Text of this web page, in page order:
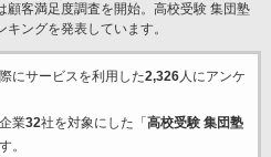
顧客満足度調査を開始。高校受験 集団塾
ングを発表しています。
にサービスを利用した2,326人にアンケ
業32社を対象にした「 高校受験 集団塾
。